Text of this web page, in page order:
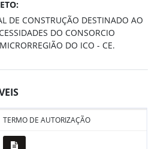
DE CONSTRUÇÃO DESTINADO AO
DO CONSORCIO
DO ICO - CE.
TERMO DE AUTORIZAÇÃO